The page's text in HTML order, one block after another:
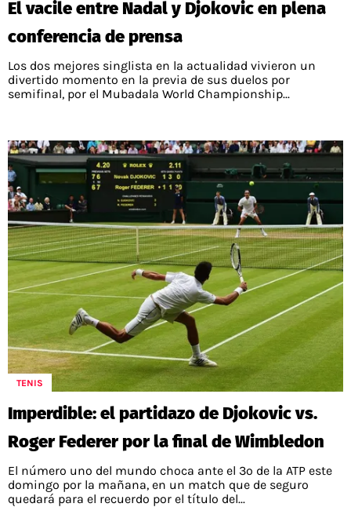
PALESTINO
UNION ESPAÑOLA
CAMPEONATO NACIONAL
GUÍAS
PRONÓSTICOS
COPA LIBERTADORES
COPA SUDAMERICANA
CHAMPIONS LEAGUE
EUROPA LEAGUE
SERIE A
LA LIGA
CHILENOS EN EL EXTERIOR
CHILENOS POR EL MUNDO
ALEXIS SANCHEZ
DARIO OSORIO
DAMIAN PIZARRO
MERCADO DE FICHAJES
TENIS
ELIMINATORIAS CONMEBOL
FEMENINO
QUIENES SOMOS
STAFF
TÉRMINOS Y CONDICIONES
AGENDA
POLÍTICAS DE PRIVACIDAD
POLÍTICA EDITORIAL
PUBLICIDAD / ADS
CONTACTO
AD CHOICES
ENTREVISTAS
SELECCIÓN CHILENA
COLO COLO
UNIVERSIDAD DE CHILE
UNIVERSIDAD CATÓLICA
CAMPEONATO NACIONAL
RESULTADOS
TABLA DE POSICIONES
APUESTAS
El vacile entre Nadal y Djokovic en plena
conferencia de prensa
Los dos mejores singlista en la actualidad vivieron un
divertido momento en la previa de sus duelos por
semifinal, por el Mubadala World Championship...
TENIS
Imperdible: el partidazo de Djokovic vs.
Roger Federer por la final de Wimbledon
El número uno del mundo choca ante el 3º de la ATP este
domingo por la mañana, en un match que de seguro
quedará para el recuerdo por el título del...